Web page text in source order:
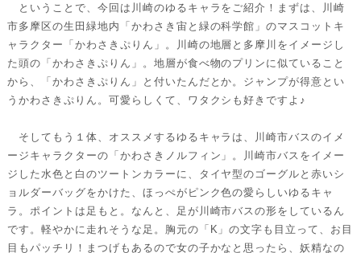
ということで、今回は川崎のゆるキャラをご紹介！まずは、川崎
市多摩区の生田緑地内「かわさき宙と緑の科学館」のマスコットキ
ャラクター「かわさきぷりん」。川崎の地層と多摩川をイメージし
た頭の「かわさきぷりん」。地層が食べ物のプリンに似ていること
から、「かわさきぷりん」と付いたんだとか。ジャンプが得意とい
うかわさきぷりん。可愛らしくて、ワタクシも好きですよ♪
そしてもう１体、オススメするゆるキャラは、川崎市バスのイメ
ージキャラクターの「かわさきノルフィン」。川崎市バスをイメー
ジした水色と白のツートンカラーに、タイヤ型のゴーグルと赤いシ
ョルダーバッグをかけた、ほっぺがピンク色の愛らしいゆるキャ
ラ。ポイントは足もと。なんと、足が川崎市バスの形をしているん
です。軽やかに走れそうな足。胸元の「K」の文字も目立って、お目
目もパッチリ！まつげもあるので女の子かなと思ったら、妖精なの